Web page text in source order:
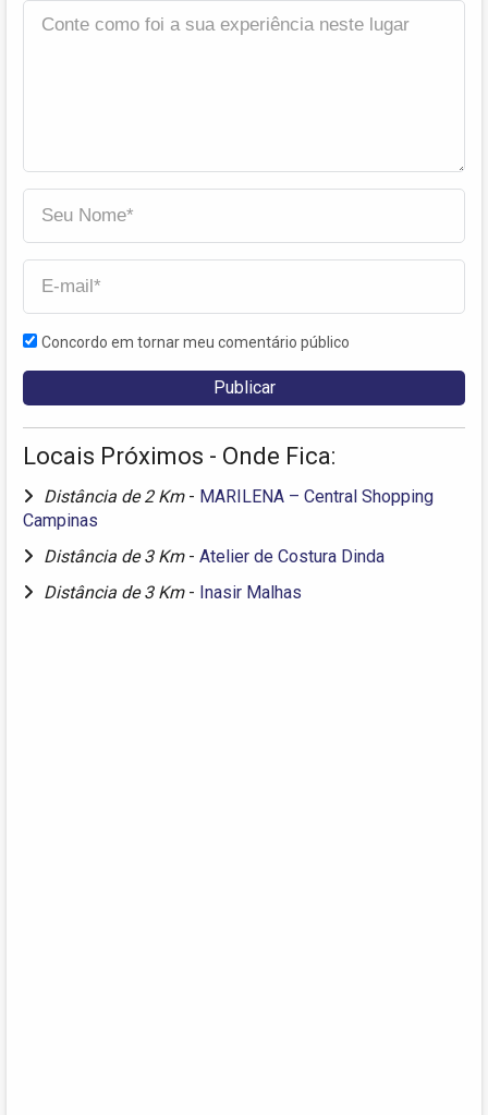
Concordo em tornar meu comentário público
Locais Próximos - Onde Fica:
Distância de 2 Km - MARILENA – Central Shopping
Campinas
Distância de 3 Km - Atelier de Costura Dinda
Distância de 3 Km - Inasir Malhas